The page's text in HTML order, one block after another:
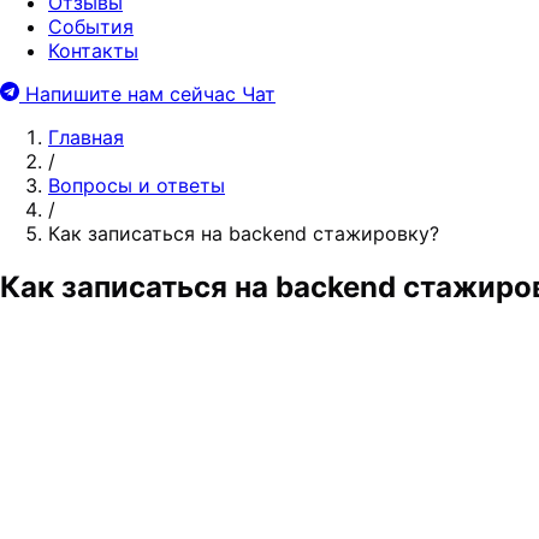
События
Контакты
Напишите нам сейчас Чат
Главная
/
Вопросы и ответы
/
Как записаться на backend стажировку?
Как записаться на backend